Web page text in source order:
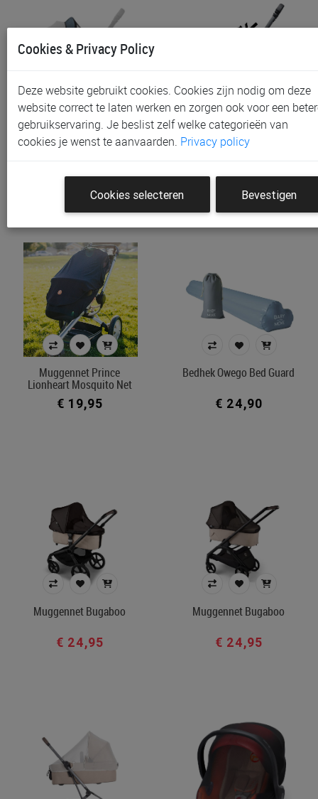
Muggennet Doona Insect
Net
Muggennet Doona
Muskietennet
Muggennet Prince
Lionheart Mosquito Net
€ 19,95
Bedhek Owego Bed Guard
€ 24,90
Muggennet Bugaboo
€ 24,95
Muggennet Bugaboo
€ 24,95
Cookies & Privacy Policy
Deze website gebruikt cookies. Cookies zijn nodig om deze
website correct te laten werken en zorgen ook voor een
gebruikservaring. Je beslist zelf welke categorieën van
cookies je wenst te aanvaarden. Privacy policy
Cookies selecteren Bevestigen